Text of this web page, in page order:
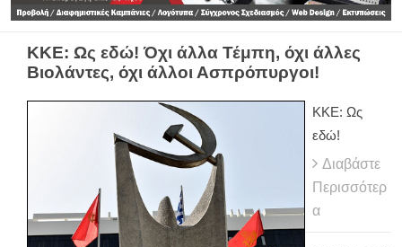
ΚΚΕ: Ως εδώ! Όχι άλλα Τέμπη, όχι άλλες
Βιολάντες, όχι άλλοι Ασπρόπυργοι!
ΚΚΕ: Ως
εδώ!
Διαβάστε
Περισσότερ
α